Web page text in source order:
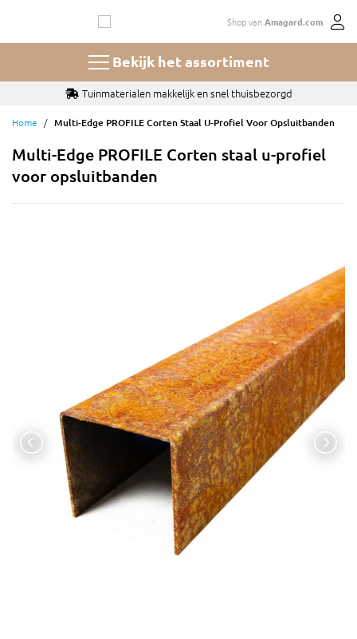
de
Shop vanAmagard.com
Bekijk het assortiment
Tuinmaterialen makkelijk en snel thuisbezorgd
Home Multi-Edge PROFILE Corten Staal U-Profiel Voor Opsluitbanden
Multi-Edge PROFILE Corten staal u-profiel
voor opsluitbanden